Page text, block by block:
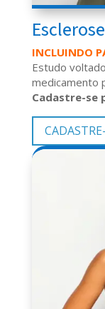
INCLUINDO
Estudo
medicamento
Cadastre-se